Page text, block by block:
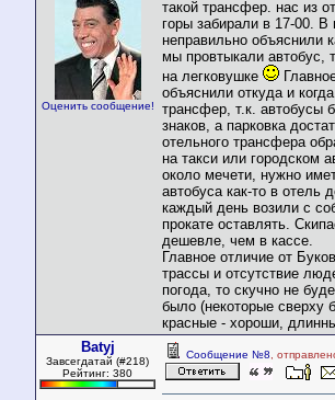
Оценить сообщение!
такой трансфер. нас из
горы забирали в 17-00.
неправильно объяснили
мы провтыкали автобус,
на легковушке
объяснили откуда и
трансфер, т.к. автобусы
знаков, а парковка
отельного трансфера
на такси или городском
около мечети, нужно
автобуса как-то в отель
каждый день возили с
прокате оставлять.
дешевле, чем в кассе.
Главное отличие от
трассы и отсутствие
погода, то скучно не
было (некоторые сверху
красные - хороши,
Batyj
Завсегдатай (#218)
Рейтинг: 380
Сообщение №8 ,